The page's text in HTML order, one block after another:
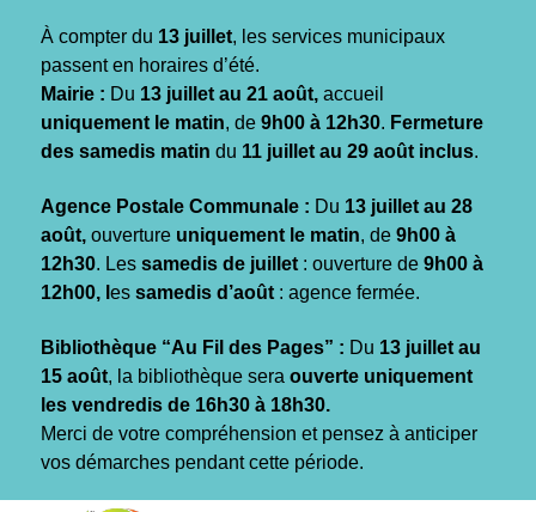
À compter du 13 juillet, les services municipaux
passent en horaires d’été.
Mairie : Du 13 juillet au 21 août, accueil
uniquement le matin, de 9h00 à 12h30. Fermeture
des samedis matin du 11 juillet au 29 août inclus.
Agence Postale Communale : Du 13 juillet au 28
août, ouverture uniquement le matin, de 9h00 à
12h30. Les samedis de juillet : ouverture de 9h00 à
12h00, l es samedis d’août : agence fermée.
Bibliothèque “Au Fil des Pages” : Du 13 juillet au
15 août, la bibliothèque sera ouverte uniquement
les vendredis de 16h30 à 18h30.
Merci de votre compréhension et pensez à anticiper
vos démarches pendant cette période.